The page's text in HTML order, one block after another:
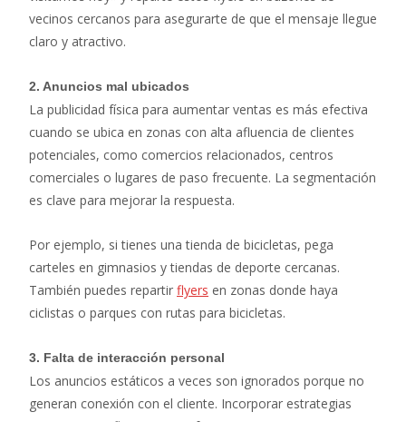
vecinos cercanos para asegurarte de que el mensaje llegue
claro y atractivo.
2. Anuncios mal ubicados
La publicidad física para aumentar ventas es más efectiva
cuando se ubica en zonas con alta afluencia de clientes
potenciales, como comercios relacionados, centros
comerciales o lugares de paso frecuente. La segmentación
es clave para mejorar la respuesta.
Por ejemplo, si tienes una tienda de bicicletas, pega
carteles en gimnasios y tiendas de deporte cercanas.
También puedes repartir flyers en zonas donde haya
ciclistas o parques con rutas para bicicletas.
3. Falta de interacción personal
Los anuncios estáticos a veces son ignorados porque no
generan conexión con el cliente. Incorporar estrategias